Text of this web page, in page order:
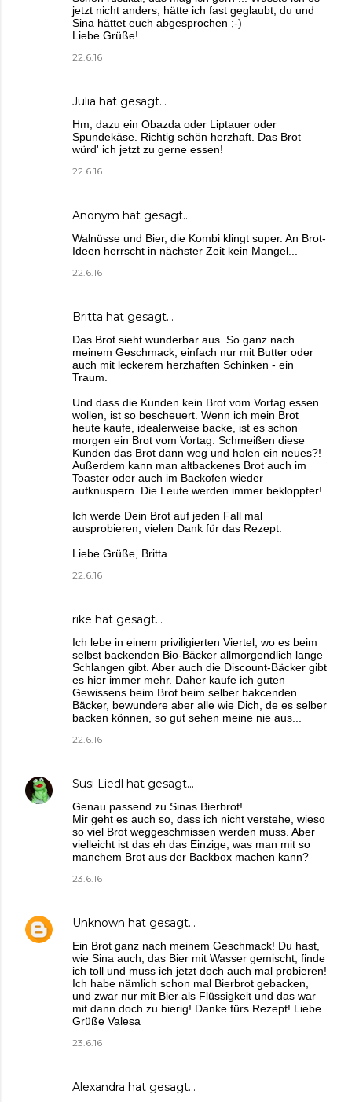
jetzt nicht anders, hätte ich fast geglaubt, du und
Sina hättet euch abgesprochen ;-)
Liebe Grüße!
22.6.16
Julia hat gesagt…
Hm, dazu ein Obazda oder Liptauer oder
Spundekäse. Richtig schön herzhaft. Das Brot
würd' ich jetzt zu gerne essen!
22.6.16
Anonym hat gesagt…
Walnüsse und Bier, die Kombi klingt super. An Brot-
Ideen herrscht in nächster Zeit kein Mangel...
22.6.16
Britta hat gesagt…
Das Brot sieht wunderbar aus. So ganz nach
meinem Geschmack, einfach nur mit Butter oder
auch mit leckerem herzhaften Schinken - ein
Traum.
Und dass die Kunden kein Brot vom Vortag essen
wollen, ist so bescheuert. Wenn ich mein Brot
heute kaufe, idealerweise backe, ist es schon
morgen ein Brot vom Vortag. Schmeißen diese
Kunden das Brot dann weg und holen ein neues?!
Außerdem kann man altbackenes Brot auch im
Toaster oder auch im Backofen wieder
aufknuspern. Die Leute werden immer bekloppter!
Ich werde Dein Brot auf jeden Fall mal
ausprobieren, vielen Dank für das Rezept.
Liebe Grüße, Britta
22.6.16
rike hat gesagt…
Ich lebe in einem priviligierten Viertel, wo es beim
selbst backenden Bio-Bäcker allmorgendlich lange
Schlangen gibt. Aber auch die Discount-Bäcker gibt
es hier immer mehr. Daher kaufe ich guten
Gewissens beim Brot beim selber bakcenden
Bäcker, bewundere aber alle wie Dich, de es selber
backen können, so gut sehen meine nie aus...
22.6.16
Susi Liedl hat gesagt…
Genau passend zu Sinas Bierbrot!
Mir geht es auch so, dass ich nicht verstehe, wieso
so viel Brot weggeschmissen werden muss. Aber
vielleicht ist das eh das Einzige, was man mit so
manchem Brot aus der Backbox machen kann?
23.6.16
Unknown hat gesagt…
Ein Brot ganz nach meinem Geschmack! Du hast,
wie Sina auch, das Bier mit Wasser gemischt, finde
ich toll und muss ich jetzt doch auch mal probieren!
Ich habe nämlich schon mal Bierbrot gebacken,
und zwar nur mit Bier als Flüssigkeit und das war
mit dann doch zu bierig! Danke fürs Rezept! Liebe
Grüße Valesa
23.6.16
Alexandra hat gesagt…